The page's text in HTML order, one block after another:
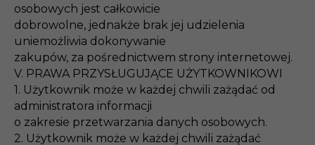
osobowych jest całkowicie
dobrowolne, jednakże brak jej udzielenia
uniemożliwia dokonywanie
zakupów, za pośrednictwem strony internetowej.
V. PRAWA PRZYSŁUGUJĄCE UŻYTKOWNIKOWI
1. Użytkownik może w każdej chwili zażądać od
administratora informacji
o zakresie przetwarzania danych osobowych.
2. Użytkownik może w każdej chwili zażądać